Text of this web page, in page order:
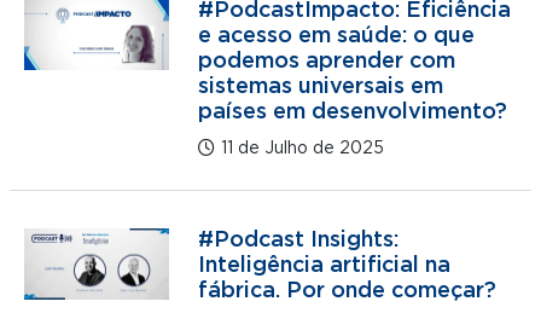
#PodcastImpacto: Eficiência
e acesso em saúde: o que
podemos aprender com
sistemas universais em
países em desenvolvimento?
11 de Julho de 2025
#Podcast Insights:
Inteligência artificial na
fábrica. Por onde começar?